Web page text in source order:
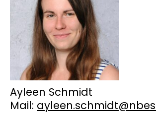
Ayleen Schmidt
Mail: